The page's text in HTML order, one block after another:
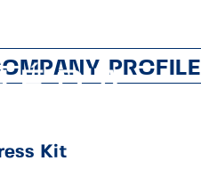
PROFILE
Kit